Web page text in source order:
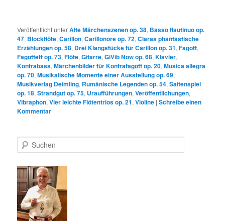
Veröffentlicht unterAlte Märchenszenen op. 38, Basso flautinuo op.
47, Blockflöte,Carillon,Carillonore op. 72,Claras phantastische
Erzählungen op. 58, Drei Klangstücke für Carillon op. 31,Fagott,
Fagottett op. 73,Flöte,Gitarre,GiVib Now op. 68,Klavier,
Kontrabass,Märchenbilder für Kontrafagott op. 20,Musica allegra
op. 70,Musikalische Momente einer Ausstellung op. 69,
Musikverlag Deimling, Rumänische Legenden op. 54,Saitenspiel
op. 18,Strandgut op. 75, Uraufführungen,Veröffentlichungen,
Vibraphon,Vier leichte Flötentrios op. 21,Violine |Schreibe einen
Kommentar
u
h
e
n